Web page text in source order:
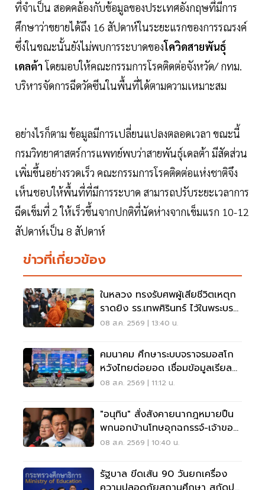
ที่จำเป็น สอดคล้องกับข้อมูลของประเทศอังกฤษที่มีการ
ศึกษาว่าขยายได้ถึง 16 สัปดาห์ในระยะแรกของการรณรงค์
ซึ่งในขณะนั้นยังไม่พบการระบาดของโควิดสายพันธุ์
เดลต้าโดยมอบให้คณะกรรมการโรคติดต่อจังหวัด/ กทม.
บริหารจัดการฉีดวัคซีนในพื้นที่ได้ตามความเหมาะสม
อย่างไรก็ตาม ข้อมูลมีการเปลี่ยนแปลงตลอดเวลา ขณะนี้
กรมวิทยาศาสตร์การแพทย์พบว่าสายพันธุ์เดลต้า มีสัดส่วน
เพิ่มขึ้นอย่างรวดเร็ว คณะกรรมการโรคติดต่อแห่งชาติจึง
เห็นชอบให้พื้นที่ที่มีการระบาด สามารถปรับระยะเวลาการ
ฉีดเข็มที่ 2 ให้เร็วขึ้นจากปกติที่นัดห่างจากเข็มแรก 10-12
สัปดาห์เป็น 8 สัปดาห์
ข่าวที่เกี่ยวข้อง
ในหลวง ทรงรับศพผู้เสียชีวิตเหตุก
ราดยิง รร.เทพศิรินทร์ ไว้ในพระบรม
ราชานุเคราะห์
08 ส.ค. 2569 | 13:40 น.
คมนาคม ศึกษาระบบจราจรมอสโก
หวังไทยต่อยอด เชื่อมข้อมูลเรียล
ไทม์ แก้รถติด
08 ส.ค. 2569 | 11:12 น.
"อนุทิน" สั่งสังคายนากฎหมายปืน
พกนอกบ้านโทษอุกฉกรรจ์-เจ้าของ
โดนหนัก
08 ส.ค. 2569 | 10:40 น.
รัฐบาล ขีดเส้น 90 วันยกเครื่อง